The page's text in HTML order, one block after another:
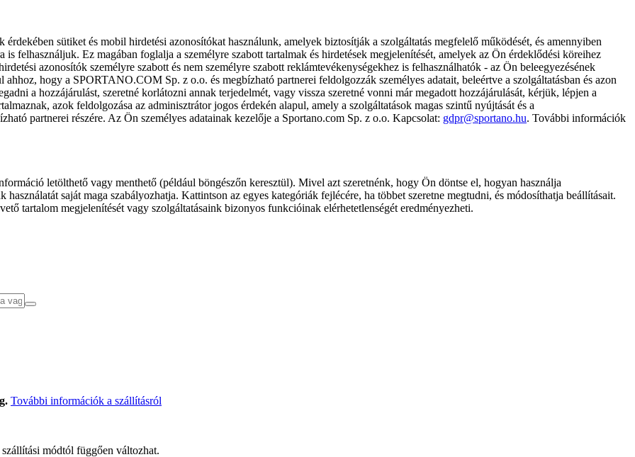
sütiket és mobil hirdetési azonosítókat használunk, amelyek biztosítják a szolgáltatás megfelelő működését, és amennyiben
is felhasználjuk. Ez magában foglalja a személyre szabott tartalmak és hirdetések megjelenítését, amelyek az Ön érdeklődési köreihez
azonosítók személyre szabott és nem személyre szabott reklámtevékenységekhez is felhasználhatók - az Ön beleegyezésének
hogy a SPORTANO.COM Sp. z o.o. és megbízható partnerei feldolgozzák személyes adatait, beleértve a szolgáltatásban és azon
a hozzájárulást, szeretné korlátozni annak terjedelmét, vagy vissza szeretné vonni már megadott hozzájárulását, kérjük, lépjen a
azok feldolgozása az adminisztrátor jogos érdekén alapul, amely a szolgáltatások magas szintű nyújtását és a
partnerei részére. Az Ön személyes adatainak kezelője a Sportano.com Sp. z o.o. Kapcsolat: gdpr@sportano.hu. További információk
letölthető vagy menthető (például böngészőn keresztül). Mivel azt szeretnénk, hogy Ön döntse el, hogyan használja
saját maga szabályozhatja. Kattintson az egyes kategóriák fejlécére, ha többet szeretne megtudni, és módosíthatja beállításait.
tartalom megjelenítését vagy szolgáltatásaink bizonyos funkcióinak elérhetetlenségét eredményezheti.
További információk a szállításról
módtól függően változhat.